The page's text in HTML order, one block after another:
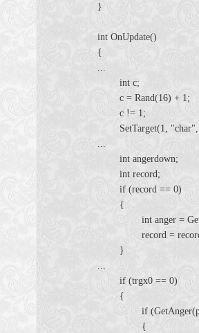
}
int OnUpdate()
{
...
int c;
c = Rand(16) + 1;
c != 1;
SetTarget(1,
...
int
int record;
if (record == 0)
{
int anger =
record = record
}
...
if (trgx0 == 0)
{
if
{